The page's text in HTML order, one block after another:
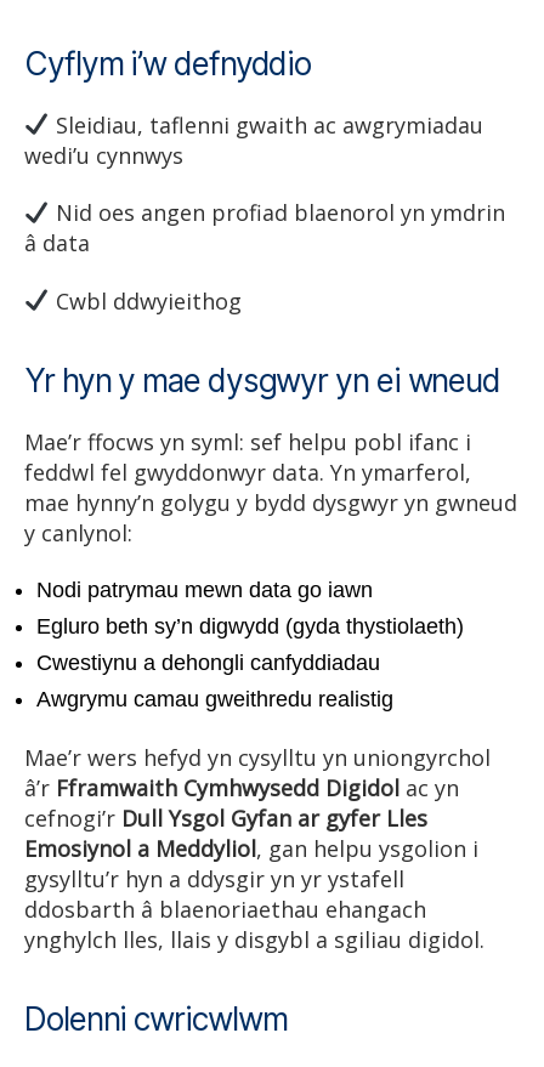
Cyflym i’w defnyddio
Sleidiau, taflenni gwaith ac awgrymiadau
wedi’u cynnwys
Nid oes angen profiad blaenorol yn ymdrin
â data
Cwbl ddwyieithog
Yr hyn y mae dysgwyr yn ei wneud
Mae’r ffocws yn syml: sef helpu pobl ifanc i
feddwl fel gwyddonwyr data. Yn ymarferol,
mae hynny’n golygu y bydd dysgwyr yn gwneud
y canlynol:
Nodi patrymau mewn data go iawn
Egluro beth sy’n digwydd (gyda thystiolaeth)
Cwestiynu a dehongli canfyddiadau
Awgrymu camau gweithredu realistig
Mae’r wers hefyd yn cysylltu yn uniongyrchol
â’r Fframwaith Cymhwysedd Digidol ac yn
cefnogi’r Dull Ysgol Gyfan ar gyfer Lles
Emosiynol a Meddyliol, gan helpu ysgolion i
gysylltu’r hyn a ddysgir yn yr ystafell
ddosbarth â blaenoriaethau ehangach
ynghylch lles, llais y disgybl a sgiliau digidol.
Dolenni cwricwlwm